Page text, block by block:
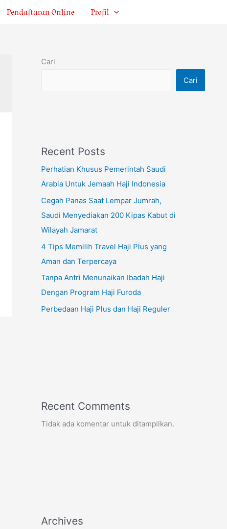
Pendaftaran Online Profil
Cari
Cari
Recent Posts
Perhatian Khusus Pemerintah Saudi
Arabia Untuk Jemaah Haji Indonesia
Cegah Panas Saat Lempar Jumrah,
Saudi Menyediakan 200 Kipas Kabut di
Wilayah Jamarat
4 Tips Memilih Travel Haji Plus yang
Aman dan Terpercaya
Tanpa Antri Menunaikan Ibadah Haji
Dengan Program Haji Furoda
Perbedaan Haji Plus dan Haji Reguler
Recent Comments
Tidak ada komentar untuk ditampilkan.
Archives